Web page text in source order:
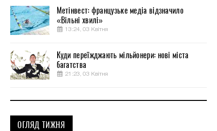
Метінвест: французьке медіа відзначило
«Вільні хвилі»
13:24, 03 Квітня
Куди переїжджають мільйонери: нові міста
багатства
21:23, 03 Квітня
ОГЛЯД ТИЖНЯ